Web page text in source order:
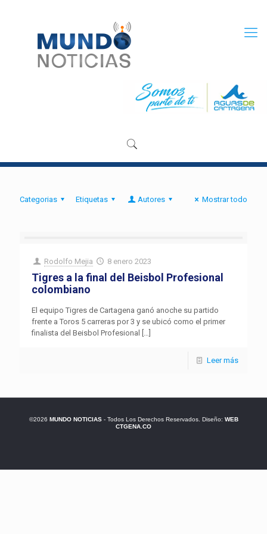
Categorias Etiquetas Autores Mostrar todo
Rodolfo Mejia 8 enero 2023
Tigres a la final del Beisbol Profesional
colombiano
El equipo Tigres de Cartagena ganó anoche su partido
frente a Toros 5 carreras por 3 y se ubicó como el primer
finalista del Beisbol Profesional
[…]
Leer más
©2026 MUNDO NOTICIAS- Todos Los Derechos Reservados. Diseño: WEB
CTGENA.CO